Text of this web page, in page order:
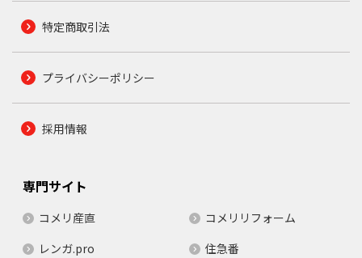
特定商取引法
プライバシーポリシー
採用情報
専門サイト
コメリ産直
コメリリフォーム
レンガ.pro
住急番